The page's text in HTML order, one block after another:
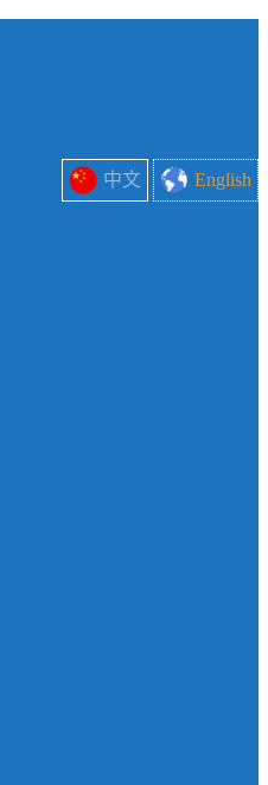
中文 English